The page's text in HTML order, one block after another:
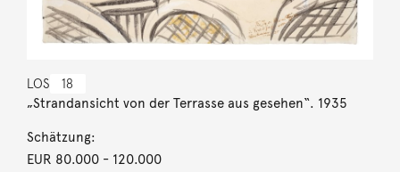
LOS 18
„Strandansicht von der Terrasse aus gesehen“. 1935
Schätzung:
EUR 80.000- 120.000